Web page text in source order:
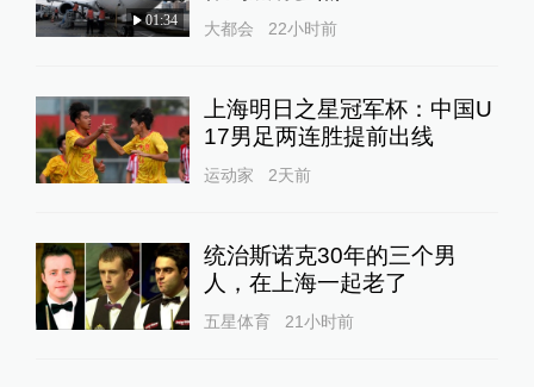
01:34 大都会 22小时前
上海明日之星冠军杯：中国U
17男足两连胜提前出线
运动家 2天前
统治斯诺克30年的三个男
人，在上海一起老了
五星体育 21小时前